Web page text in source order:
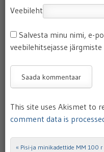
Veebileht
Salvesta minu nimi, e-
veebilehitsejasse
This site uses Akismet to
comment data is
Post navigation
« Pisi-ja minikadettide MM 100 r